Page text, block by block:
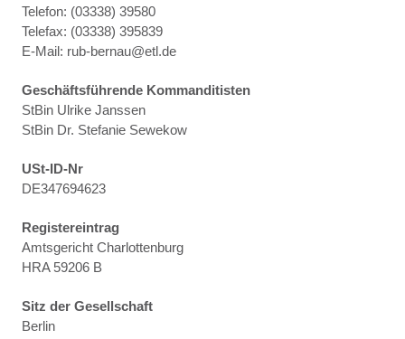
Telefon: (03338) 39580
Telefax: (03338) 395839
E-Mail: rub-bernau@etl.de
Geschäftsführende Kommanditisten
StBin Ulrike Janssen
StBin Dr. Stefanie Sewekow
USt-ID-Nr
DE347694623
Registereintrag
Amtsgericht Charlottenburg
HRA 59206 B
Sitz der Gesellschaft
Berlin